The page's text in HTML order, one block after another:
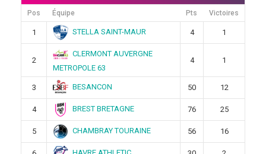
Pos Équipe Pts Victoires
1 STELLA SAINT-MAUR 4 1
2
CLERMONT AUVERGNE
METROPOLE 63
4 1
3 BESANCON 50 12
4 BREST BRETAGNE 76 25
5 CHAMBRAY TOURAINE 56 16